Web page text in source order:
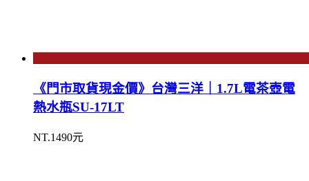
《門市取貨現金價》台灣三洋｜1.7L電茶壺電
熱水瓶SU-17LT
NT.1490元